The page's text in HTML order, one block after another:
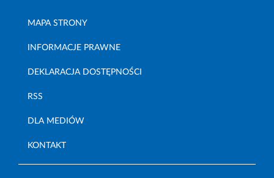
MAPA STRONY
INFORMACJE PRAWNE
DEKLARACJA DOSTĘPNOŚCI
RSS
DLA MEDIÓW
KONTAKT